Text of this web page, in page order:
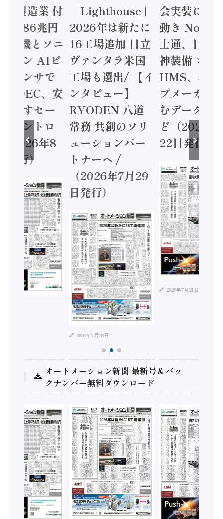
年製造業 付
額86兆円
電機とソニ
コン AIビ
センサで
/ IDEC、安
かすセー
コントロ
2026年8
発行）
「Lighthouse」
2026年は新たに
16工場追加 日立
ヴァンタラ米国
工場も選出/ 【イ
ンタビュー】
RYODEN 八道
常務 共創のソリ
ューションパー
トナーへ /
（2026年7月29
日発行）
2026年7月28日
会実装に活
動き
士通、日立
神装備 ×
HMS、老舗
プメーカー
むデータ活
ど（2026年
22日発行）
2026年7月21日
オートメーション新聞 最新号＆バッ
クナンバー無料ダウンロード